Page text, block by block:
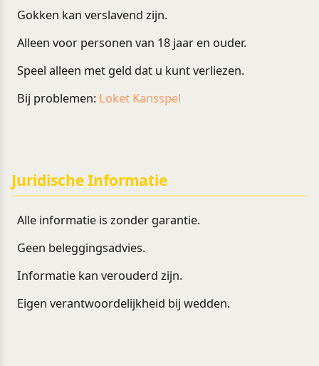
Gokken kan verslavend zijn.
Alleen voor personen van 18 jaar en ouder.
Speel alleen met geld dat u kunt verliezen.
Bij problemen: Loket Kansspel
Juridische Informatie
Alle informatie is zonder garantie.
Geen beleggingsadvies.
Informatie kan verouderd zijn.
Eigen verantwoordelijkheid bij wedden.